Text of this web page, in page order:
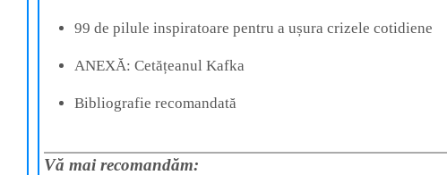
99 de pilule inspiratoare pentru a ușura crizele cotidiene
ANEXĂ: Cetățeanul Kafka
Bibliografie recomandată
Vă mai recomandăm: